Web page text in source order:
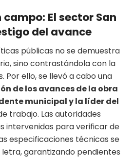
El sector San
del avance
públicas no se demuestra
sino contrastándola con la
Por ello, se llevó a cabo una
de los avances de la obra
municipal y la líder del
trabajo. Las autoridades
intervenidas para verificar de
especificaciones técnicas se
garantizando pendientes